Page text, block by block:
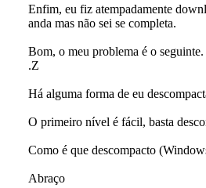
Enfim, eu fiz atempadamente
anda mas não sei se completa.
Bom, o meu problema é o
.Z
Há alguma forma de eu
O primeiro nível é fácil, basta
Como é que descompacto
Abraço